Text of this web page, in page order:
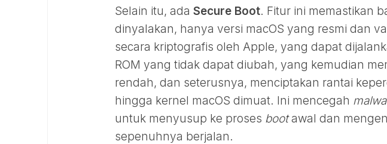
Selain itu, ada Secure Boot. Fitur ini memastikan
dinyalakan, hanya versi macOS yang resmi dan
secara kriptografis oleh Apple, yang dapat
ROM yang tidak dapat diubah, yang kemudian
rendah, dan seterusnya, menciptakan rantai
hingga kernel macOS dimuat. Ini mencegah
untuk menyusup ke proses bootawal dan
sepenuhnya berjalan.